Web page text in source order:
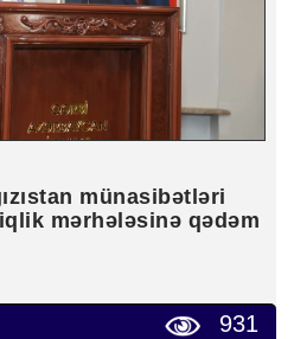
münasibətləri
mərhələsinə qədəm
931